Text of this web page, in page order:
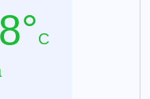
C